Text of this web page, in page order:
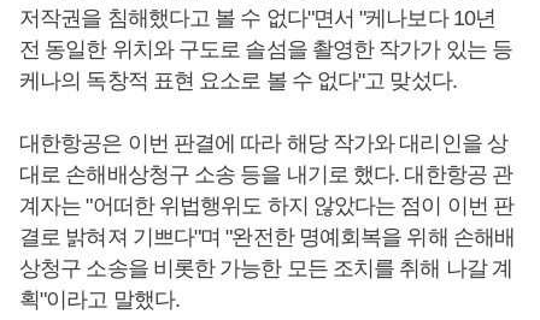
저작권을 침해했다고 볼 수 없다"면서 "케나보다 10년
전 동일한 위치와 구도로 솔섬을 촬영한 작가가 있는 등
케나의 독창적 표현 요소로 볼 수 없다"고 맞섰다.
대한항공은 이번 판결에 따라 해당 작가와 대리인을 상
대로 손해배상청구 소송 등을 내기로 했다. 대한항공 관
계자는 "어떠한 위법행위도 하지 않았다는 점이 이번 판
결로 밝혀져 기쁘다"며 "완전한 명예회복을 위해 손해배
상청구 소송을 비롯한 가능한 모든 조치를 취해 나갈 계
획"이라고 말했다.